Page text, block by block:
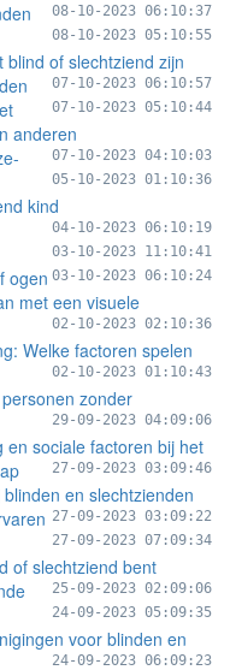
08-10-2023 06:10:37
08-10-2023 05:10:55
of slechtziend zijn
07-10-2023 06:10:57
07-10-2023 05:10:44
anderen
07-10-2023 04:10:03
05-10-2023 01:10:36
kind
04-10-2023 06:10:19
03-10-2023 11:10:41
ogen 03-10-2023 06:10:24
met een visuele
02-10-2023 02:10:36
Welke factoren spelen
02-10-2023 01:10:43
zonder
29-09-2023 04:09:06
en sociale factoren bij het
27-09-2023 03:09:46
en slechtzienden
27-09-2023 03:09:22
27-09-2023 07:09:34
of slechtziend bent
25-09-2023 02:09:06
24-09-2023 05:09:35
voor blinden en
24-09-2023 06:09:23